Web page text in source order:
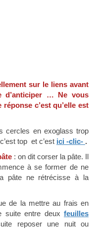
sur le liens avant
d’anticiper … Ne vous
c’est qu’elle est
cercles en exoglass trop
top et c’est ici -clic- .
: on dit corser la pâte. Il
à se former de ne
pâte ne rétrécisse à la
de la mettre au frais en
suite entre deux feuilles
reposer une nuit ou